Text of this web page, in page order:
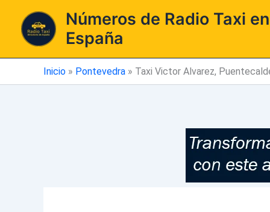
contenido
Números de Radio Taxi en
España
Inicio » Pontevedra » Taxi Victor Alvarez,